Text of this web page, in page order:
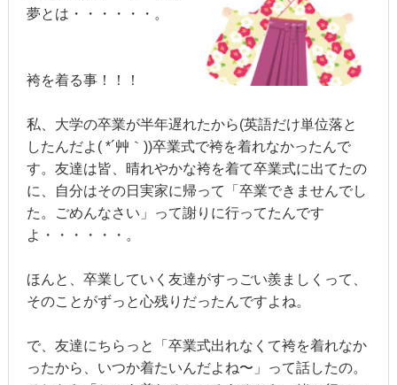
夢とは・・・・・・。
袴を着る事！！！
私、大学の卒業が半年遅れたから(英語だけ単位落と
したんだよ( *´艸｀))卒業式で袴を着れなかったんで
す。友達は皆、晴れやかな袴を着て卒業式に出てたの
に、自分はその日実家に帰って「卒業できませんでし
た。ごめんなさい」って謝りに行ってたんです
よ・・・・・・。
ほんと、卒業していく友達がすっごい羨ましくって、
そのことがずっと心残りだったんですよね。
で、友達にちらっと「卒業式出れなくて袴を着れなか
ったから、いつか着たいんだよね〜」って話したの。